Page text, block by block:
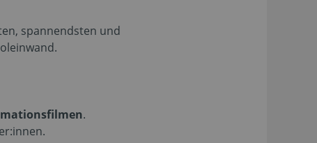
spannendsten und
.